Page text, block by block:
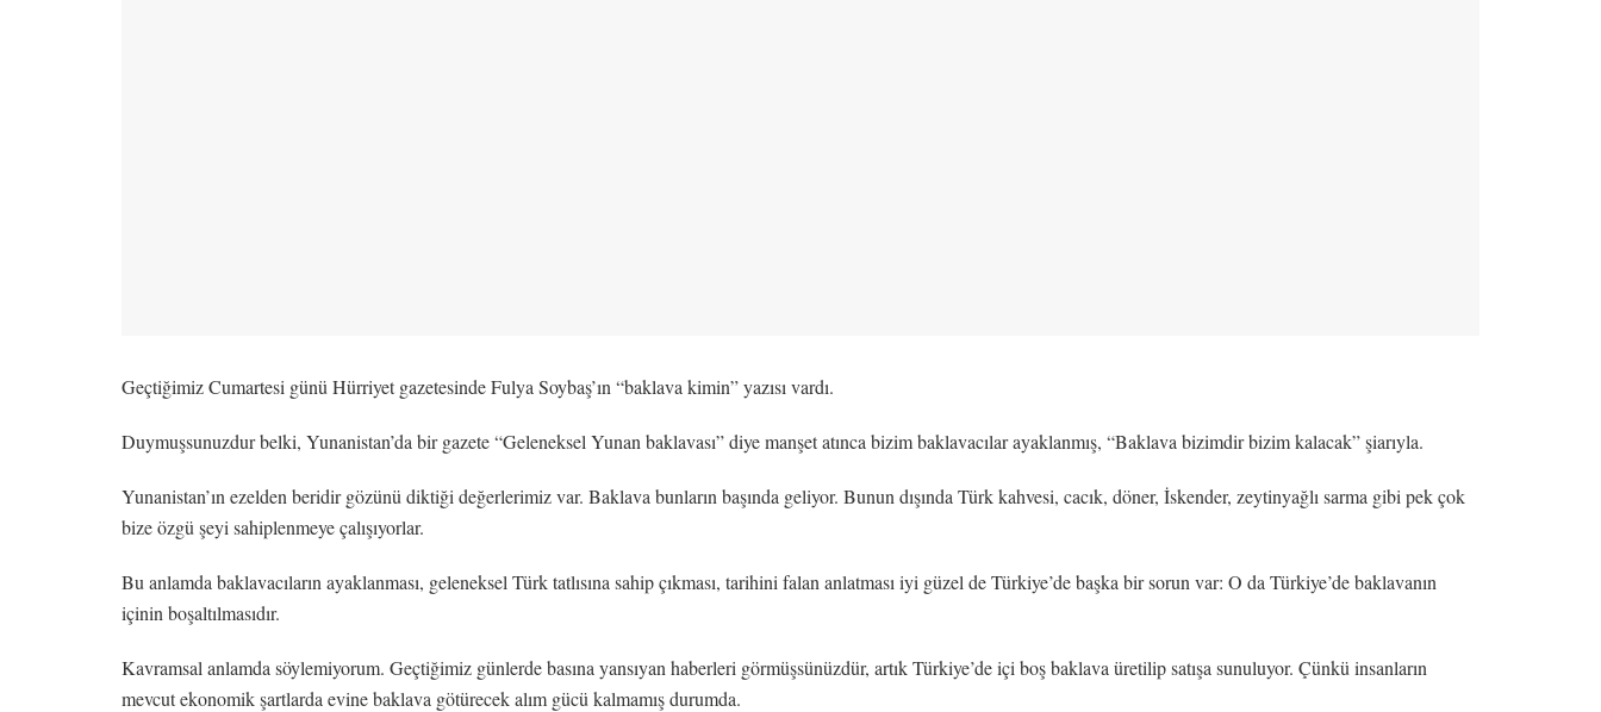
Geçtiğimiz Cumartesi günü Hürriyet gazetesinde Fulya Soybaş’ın “baklava kimin” yazısı vardı.
Duymuşsunuzdur belki, Yunanistan’da bir gazete “Geleneksel Yunan baklavası” diye manşet atınca bizim baklavacılar ayaklanmış, “Baklava bizimdir bizim kalacak” şiarıyla.
Yunanistan’ın ezelden beridir gözünü diktiği değerlerimiz var. Baklava bunların başında geliyor. Bunun dışında Türk kahvesi, cacık, döner, İskender, zeytinyağlı sarma gibi pek çok
bize özgü şeyi sahiplenmeye çalışıyorlar.
Bu anlamda baklavacıların ayaklanması, geleneksel Türk tatlısına sahip çıkması, tarihini falan anlatması iyi güzel de Türkiye’de başka bir sorun var: O da Türkiye’de baklavanın
içinin boşaltılmasıdır.
Kavramsal anlamda söylemiyorum. Geçtiğimiz günlerde basına yansıyan haberleri görmüşsünüzdür, artık Türkiye’de içi boş baklava üretilip satışa sunuluyor. Çünkü insanların
mevcut ekonomik şartlarda evine baklava götürecek alım gücü kalmamış durumda.